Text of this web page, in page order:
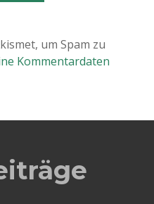
um Spam zu
Kommentardaten